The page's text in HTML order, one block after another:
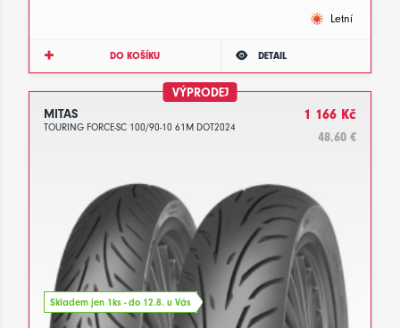
Letní
DO KOŠÍKU DETAIL
VÝPRODEJ
MITAS
TOURING FORCE-SC 100/90-10 61M DOT2024
1 166 Kč
48.60 €
Skladem jen 1ks - do 12.8. u Vás